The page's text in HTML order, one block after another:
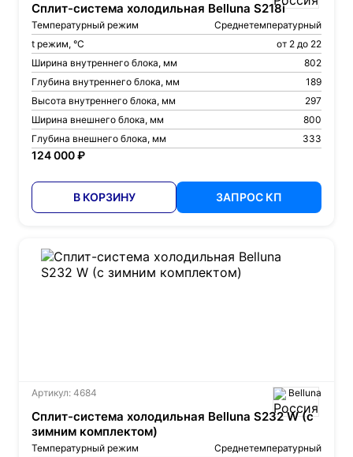
Сплит-система холодильная Belluna S218i
Температурный режим
Среднетемпературный
t режим, °С
от 2 до 22
Ширина внутреннего блока, мм
802
Глубина внутреннего блока, мм
189
Высота внутреннего блока, мм
297
Ширина внешнего блока, мм
800
Глубина внешнего блока, мм
333
124 000 ₽
В КОРЗИНУ ЗАПРОС КП
Артикул: 4684 Belluna
Сплит-система холодильная Belluna S232 W (с
зимним комплектом)
Температурный режим
Среднетемпературный